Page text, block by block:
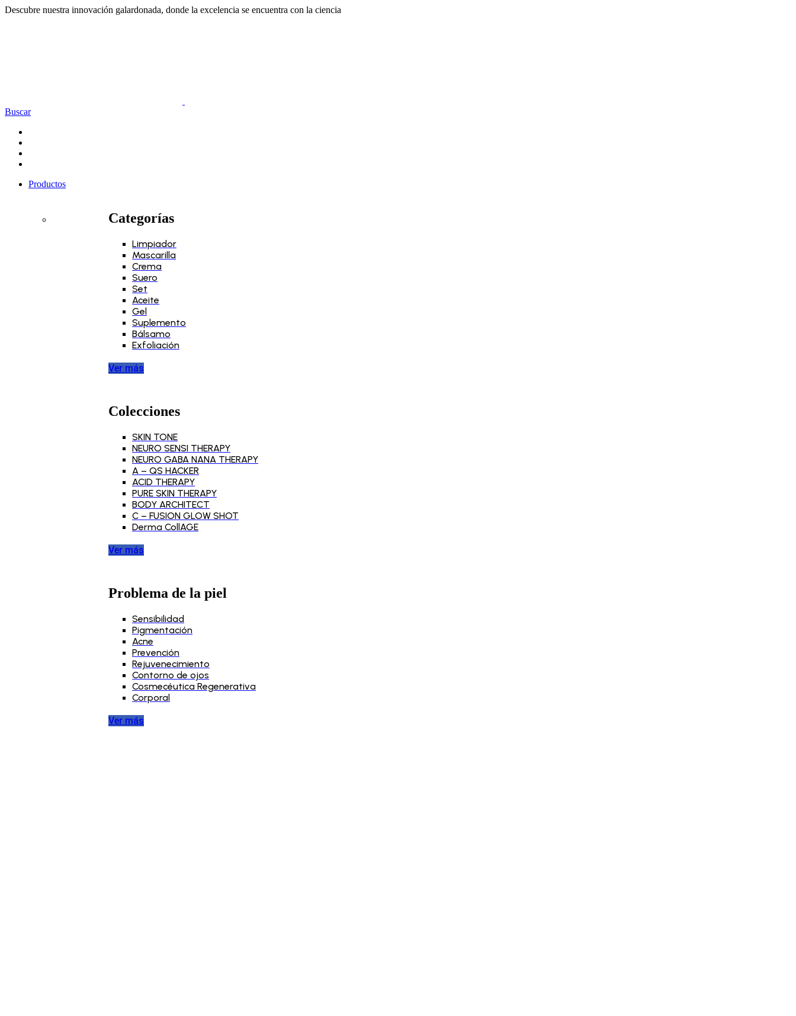
Descubre nuestra innovación galardonada, donde la excelencia se encuentra con la ciencia
Buscar
Productos
Categorías
Limpiador
Mascarilla
Crema
Suero
Set
Aceite
Gel
Suplemento
Bálsamo
Exfoliación
Ver más
Colecciones
SKIN TONE
NEURO SENSI THERAPY
NEURO GABA NANA THERAPY
A – QS HACKER
ACID THERAPY
PURE SKIN THERAPY
BODY ARCHITECT
C – FUSION GLOW SHOT
Derma CollAGE
Ver más
Problema de la piel
Sensibilidad
Pigmentación
Acne
Prevención
Rejuvenecimiento
Contorno de ojos
Cosmecéutica Regenerativa
Corporal
Ver más